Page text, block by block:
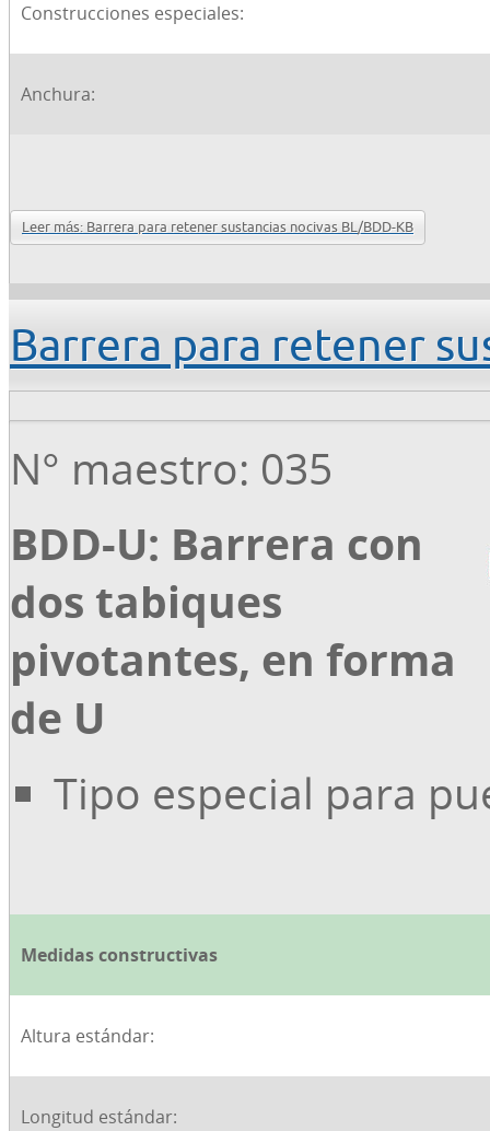
Construcciones especiales:
Anchura:
Leer más: Barrera para retener sustancias nocivas BL/BDD-KB
Barrera para retener
N° maestro: 035
BDD-U: Barrera con
dos tabiques
pivotantes, en forma
de U
Tipo especial para
Medidas constructivas
Altura estándar:
Longitud estándar: